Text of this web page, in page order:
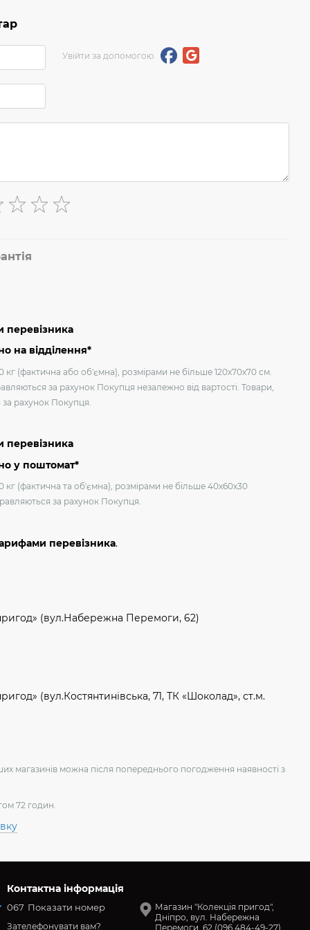
Увійти за допомогою
перевізника
на відділення*
(фактична або об'ємна), розмірами не більше 120х70х70 см.
за рахунок Покупця незалежно від вартості. Товари,
за рахунок Покупця.
перевізника
у поштомат*
кг (фактична та об'ємна), розмірами не більше 40х60х30
за рахунок Покупця.
перевізника.
(вул.Набережна Перемоги, 62)
(вул.Костянтинівська, 71, ТК «Шоколад», ст.м.
магазинів можна після попереднього погодження наявності з
72 годин.
Контактна інформація
067 Показати номер
Зателефонувати вам?
Магазин "Колекція пригод",
Дніпро, вул. Набережна
Перемоги, 62 (096 484-49-27)